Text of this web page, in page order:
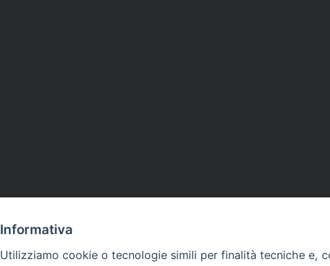
Informativa
Utilizziamo cookie o tecnologie simili per finalità tecniche e,